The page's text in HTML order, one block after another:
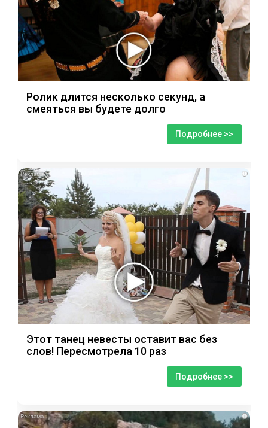
Ролик длится несколько секунд, а
смеяться вы будете долго
Подробнее >>
i
Этот танец невесты оставит вас без
слов! Пересмотрела 10 раз
Подробнее >>
i